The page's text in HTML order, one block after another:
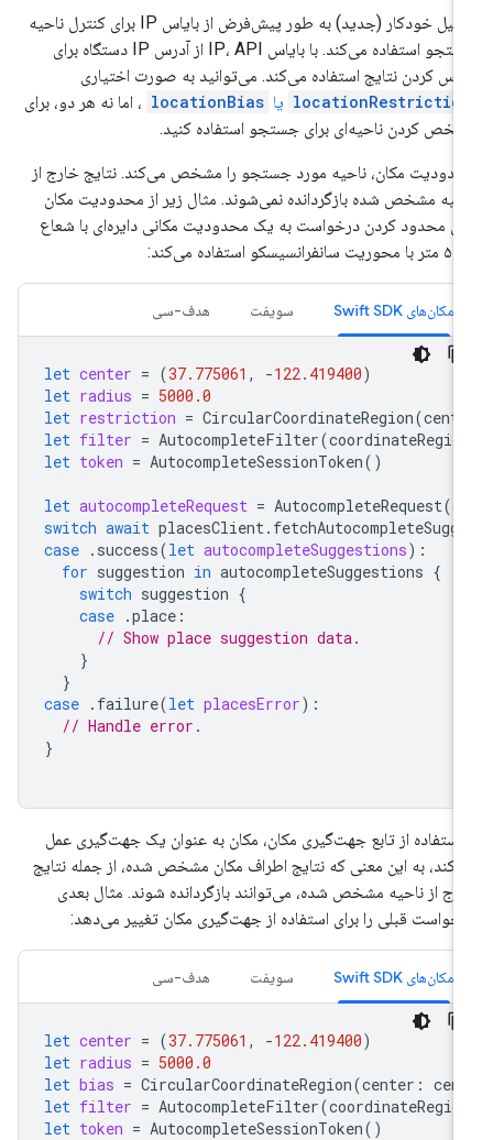
تکمیل خودکار (جدید) به طور پیش‌فرض از بایاس IP برای کنترل ناحیه
جستجو استفاده می‌کند. با بایاس IP، API از آدرس IP دستگاه برای
کردن نتایج استفاده می‌کند. می‌توانید به صورت اختیاری
یا locationBias ، اما نه هر دو، برای
کردن ناحیه‌ای برای جستجو استفاده کنید.
مکان، ناحیه مورد جستجو را مشخص می‌کند. نتایج خارج از
مشخص شده بازگردانده نمی‌شوند. مثال زیر از محدودیت مکان
محدود کردن درخواست به یک محدودیت مکانی دایره‌ای با شعاع
مکان‌های Swift SDK سویفت هدف-سی
let center = ( 37.775061, - 122.419400
let radius = 5000.0
let restriction = CircularCoordinateRegion(
let filter = AutocompleteFilter(
let token = AutocompleteSessionToken
let autocompleteRequest = AutocompleteRequest
switch await placesClient.
case .success( let autocompleteSuggestions
for suggestion in autocompleteSuggestions
switch suggestion
case .place
// Show place suggestion data.
case .failure( let placesError
// Handle error.
استفاده از تابع جهت‌گیری مکان، مکان به عنوان یک جهت‌گیری عمل
به این معنی که نتایج اطراف مکان مشخص شده، از جمله نتایج
از ناحیه مشخص شده، می‌توانند بازگردانده شوند. مثال بعدی
قبلی را برای استفاده از جهت‌گیری مکان تغییر می‌دهد:
مکان‌های Swift SDK سویفت هدف-سی
let center = ( 37.775061, - 122.419400
let radius = 5000.0
let bias = CircularCoordinateRegion(center:
let filter = AutocompleteFilter(
let token = AutocompleteSessionToken